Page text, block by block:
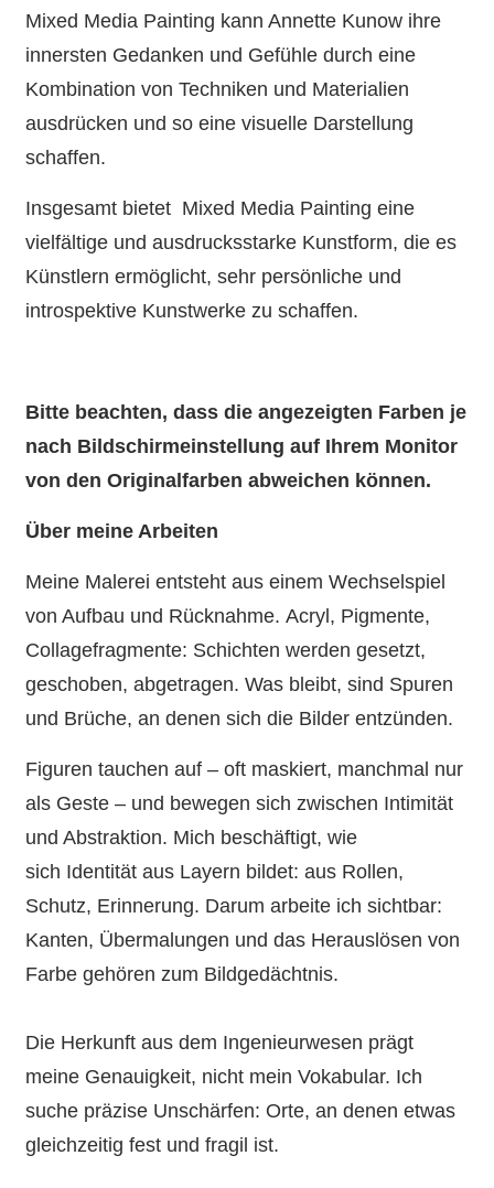
Mixed Media Painting kann Annette Kunow ihre
innersten Gedanken und Gefühle durch eine
Kombination von Techniken und Materialien
ausdrücken und so eine visuelle Darstellung
schaffen.
Insgesamt bietet Mixed Media Painting eine
vielfältige und ausdrucksstarke Kunstform, die es
Künstlern ermöglicht, sehr persönliche und
introspektive Kunstwerke zu schaffen.
Bitte beachten, dass die angezeigten Farben je
nach Bildschirmeinstellung auf Ihrem Monitor
von den Originalfarben abweichen können.
Über meine Arbeiten
Meine Malerei entsteht aus einem Wechselspiel
von Aufbau und Rücknahme. Acryl, Pigmente,
Collagefragmente: Schichten werden gesetzt,
geschoben, abgetragen. Was bleibt, sind Spuren
und Brüche, an denen sich die Bilder entzünden.
Figuren tauchen auf – oft maskiert, manchmal nur
als Geste – und bewegen sich zwischen Intimität
und Abstraktion. Mich beschäftigt, wie
sich Identität aus Layern bildet: aus Rollen,
Schutz, Erinnerung. Darum arbeite ich sichtbar:
Kanten, Übermalungen und das Herauslösen von
Farbe gehören zum Bildgedächtnis.
Die Herkunft aus dem Ingenieurwesen prägt
meine Genauigkeit, nicht mein Vokabular. Ich
suche präzise Unschärfen: Orte, an denen etwas
gleichzeitig fest und fragil ist.